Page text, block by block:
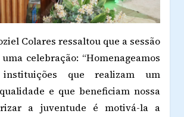
Colares ressaltou que a sessão
celebração: “Homenageamos
que realizam um
e que beneficiam nossa
a juventude é motivá-la a